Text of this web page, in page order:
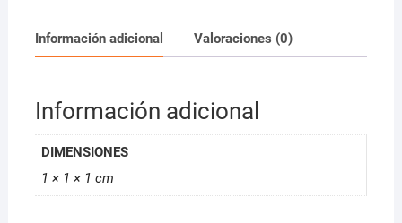
Información adicional Valoraciones (0)
Información adicional
DIMENSIONES
1 × 1 × 1 cm